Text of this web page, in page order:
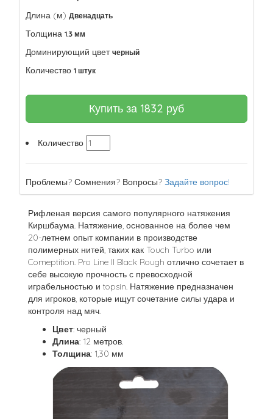
Длина (м) Двенадцать
Толщина 1.3 мм
Доминирующий цвет черный
Количество 1 штук
Купить за 1832 руб
Количество
Проблемы? Сомнения? Вопросы? Задайте вопрос!
Рифленая версия самого популярного натяжения
Киршбаума. Натяжение, основанное на более чем
20-летнем опыт компании в производстве
полимерных нитей, таких как Touch Turbo или
Comeptition. Pro Line II Black Rough отлично сочетает в
себе высокую прочность с превосходной
играбельностью и topsin. Натяжение предназначен
для игроков, которые ищут сочетание силы удара и
контроля над мяч.
Цвет: черный
Длина: 12 метров.
Толщина: 1,30 мм